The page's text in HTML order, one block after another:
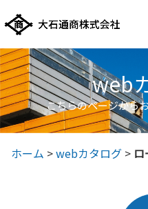
web
こちらのページから
ホーム >webカタログ >